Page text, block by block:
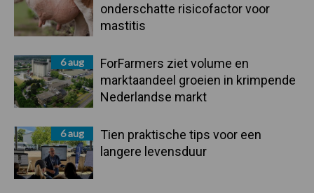
onderschatte risicofactor voor
mastitis
6 aug
ForFarmers ziet volume en
marktaandeel groeien in krimpende
Nederlandse markt
6 aug
Tien praktische tips voor een
langere levensduur